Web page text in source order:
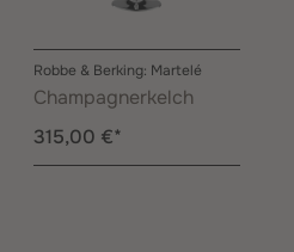
Robbe & Berking: Martelé
Champagnerkelch
315,00 €*